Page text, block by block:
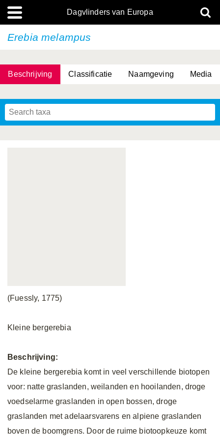
Dagvlinders van Europa
Erebia melampus
Beschrijving Classificatie Naamgeving Media
(Fuessly, 1775)
Kleine bergerebia
Beschrijving:
De kleine bergerebia komt in veel verschillende biotopen
voor: natte graslanden, weilanden en hooilanden, droge
voedselarme graslanden in open bossen, droge
graslanden met adelaarsvarens en alpiene graslanden
boven de boomgrens. Door de ruime biotoopkeuze komt